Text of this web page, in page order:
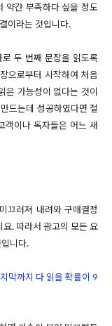
약간 부족하다 싶을 정도
이라는 것입니다.
두 번째 문장을 읽도록
으로부터 시작하여 처음
은 가능성이 없다는 것이
드는데 성공하였다면 절
객이나 독자들은 어느 새
끄러져 내려와 구매결정
. 따라서 광고의 모든 요
니다.
막까지 다 읽을 확률이 9